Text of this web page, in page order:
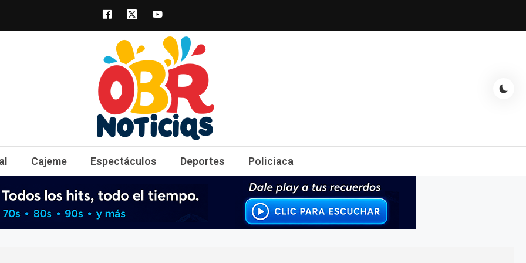
obrnoticias.com
obr noticias noticias, entretenimiento y espectáculos, entrevistas con famosos, showbizz, podcast, chismes y
Cajeme Espectáculos Deportes Policiaca